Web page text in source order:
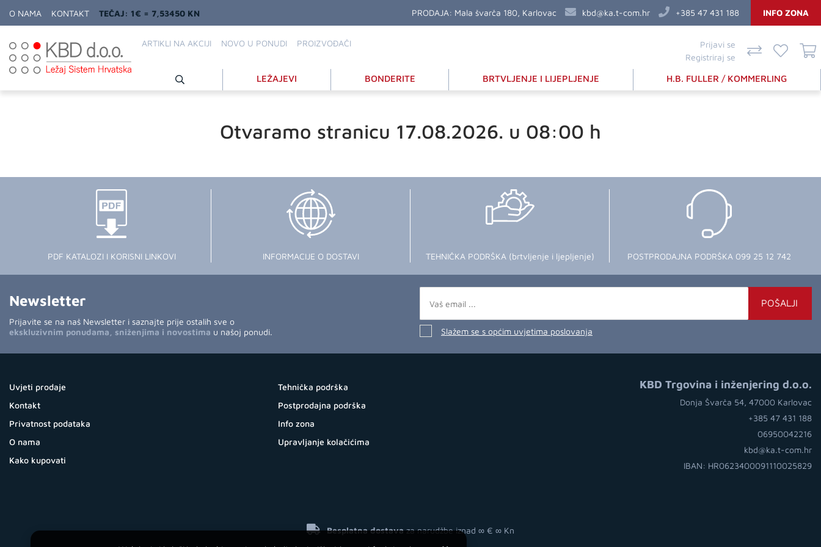
O NAMA KONTAKT TEČAJ: 1€ = 7,53450 KN PRODAJA: Mala švarča 180, Karlovac kbd@ka.t-com.hr +385 47 431 188 INFO ZONA
ARTIKLI NA AKCIJI NOVO U PONUDI PROIZVOĐAČI
Prijavi se
Registriraj se
LEŽAJEVI BONDERITE BRTVLJENJE I LIJEPLJENJE H.B. FULLER / KOMMERLING
Otvaramo stranicu 17.08.2026. u 08:00 h
PDF KATALOZI I KORISNI LINKOVI INFORMACIJE O DOSTAVI TEHNIČKA PODRŠKA (brtvljenje i ljepljenje) POSTPRODAJNA PODRŠKA 099 25 12 742
Newsletter
Prijavite se na naš Newsletter i saznajte prije ostalih sve o
ekskluzivnim ponudama, sniženjima i novostima u našoj ponudi.
POŠALJI
Slažem se s općim uvjetima poslovanja
Uvjeti prodaje
Kontakt
Privatnost podataka
O nama
Kako kupovati
Tehnička podrška
Postprodajna podrška
Info zona
Upravljanje kolačićima
KBD Trgovina i inženjering d.o.o.
Donja Švarča 54, 47000 Karlovac
+385 47 431 188
06950042216
kbd@ka.t-com.hr
IBAN: HR0623400091110025829
Besplatna dostavaza narudžbe iznad ∞ € ∞ Kn